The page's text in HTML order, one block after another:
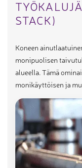
STACK)
Koneen
monipuolisen
alueella. Tämä
monikäyttöisen ja